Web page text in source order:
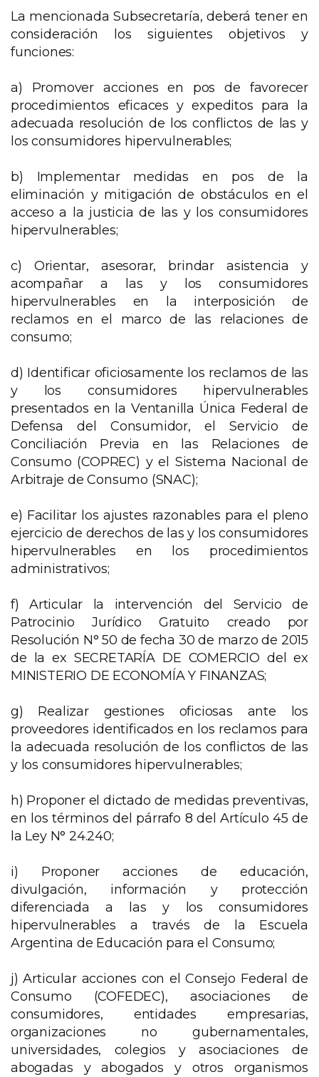
La mencionada Subsecretaría, deberá tener en
consideración los siguientes objetivos y
funciones:
a) Promover acciones en pos de favorecer
procedimientos eficaces y expeditos para la
adecuada resolución de los conflictos de las y
los consumidores hipervulnerables;
b) Implementar medidas en pos de la
eliminación y mitigación de obstáculos en el
acceso a la justicia de las y los consumidores
hipervulnerables;
c) Orientar, asesorar, brindar asistencia y
acompañar a las y los consumidores
hipervulnerables en la interposición de
reclamos en el marco de las relaciones de
consumo;
d) Identificar oficiosamente los reclamos de las
y los consumidores hipervulnerables
presentados en la Ventanilla Única Federal de
Defensa del Consumidor, el Servicio de
Conciliación Previa en las Relaciones de
Consumo (COPREC) y el Sistema Nacional de
Arbitraje de Consumo (SNAC);
e) Facilitar los ajustes razonables para el pleno
ejercicio de derechos de las y los consumidores
hipervulnerables en los procedimientos
administrativos;
f) Articular la intervención del Servicio de
Patrocinio Jurídico Gratuito creado por
Resolución N° 50 de fecha 30 de marzo de 2015
de la ex SECRETARÍA DE COMERCIO del ex
MINISTERIO DE ECONOMÍA Y FINANZAS;
g) Realizar gestiones oficiosas ante los
proveedores identificados en los reclamos para
la adecuada resolución de los conflictos de las
y los consumidores hipervulnerables;
h) Proponer el dictado de medidas preventivas,
en los términos del párrafo 8 del Artículo 45 de
la Ley N° 24.240;
i) Proponer acciones de educación,
divulgación, información y protección
diferenciada a las y los consumidores
hipervulnerables a través de la Escuela
Argentina de Educación para el Consumo;
j) Articular acciones con el Consejo Federal de
Consumo (COFEDEC), asociaciones de
consumidores, entidades empresarias,
organizaciones no gubernamentales,
universidades, colegios y asociaciones de
abogadas y abogados y otros organismos